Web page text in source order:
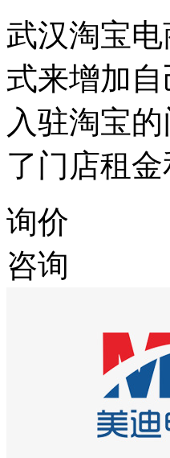
武汉淘宝
式来增加
入驻淘宝
了门店租金
询价
咨询